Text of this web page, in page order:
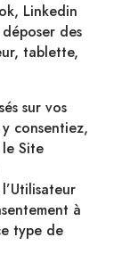
Linkedin
des
tablette,
sur vos
consentiez,
Site
à
type de